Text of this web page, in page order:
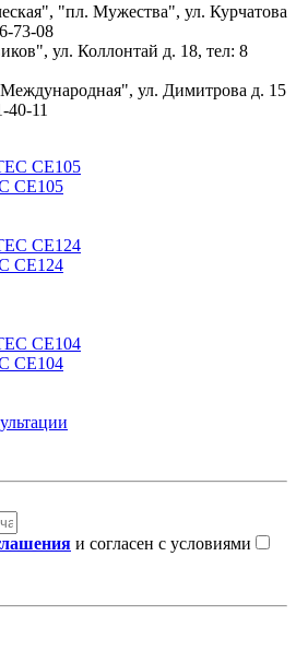
"пл. Мужества", ул. Курчатова
73-08
ул. Коллонтай д. 18, тел: 8
ул. Димитрова д. 15
40-11
CE105
CE124
CE104
и согласен с условиями